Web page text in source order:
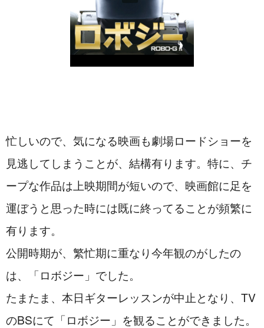
忙しいので、気になる映画も劇場ロードショーを
見逃してしまうことが、結構有ります。特に、チ
ープな作品は上映期間が短いので、映画館に足を
運ぼうと思った時には既に終ってることが頻繁に
有ります。
公開時期が、繁忙期に重なり今年観のがしたの
は、「ロボジー」でした。
たまたま、本日ギターレッスンが中止となり、TV
のBSにて「ロボジー」を観ることができました。